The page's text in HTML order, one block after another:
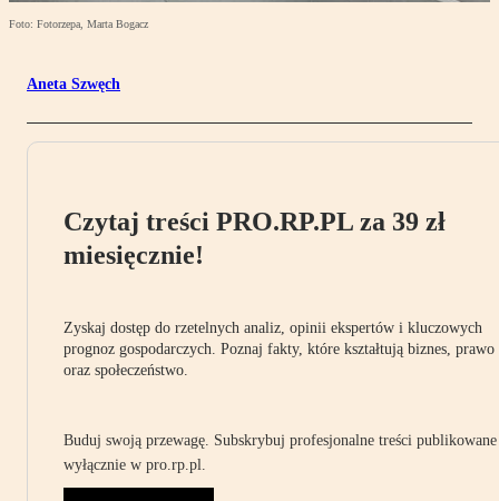
Foto: Fotorzepa, Marta Bogacz
Aneta Szwęch
Czytaj treści PRO.RP.PL za 39 zł
miesięcznie!
Zyskaj dostęp do rzetelnych analiz, opinii ekspertów i kluczowych
prognoz gospodarczych. Poznaj fakty, które kształtują biznes, prawo
oraz społeczeństwo.
Buduj swoją przewagę. Subskrybuj profesjonalne treści publikowane
wyłącznie w pro.rp.pl.